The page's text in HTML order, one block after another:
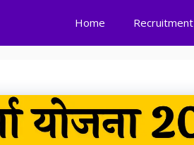
Home Recruitment